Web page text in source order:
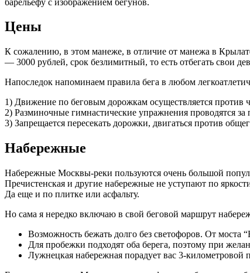
Цены
К сожалению, в этом манеже, в отличие от манежа в
— 3000 рублей, срок безлимитный, то есть отбегать свои
Напоследок напоминаем правила бега в любом
1) Движение по беговым дорожкам осуществляется против
2) Разминочные гимнастические упражнения проводятся
3) Запрещается пересекать дорожки, двигаться против
Набережные
Набережные Москвы-реки пользуются очень большой
Пречистенская и другие набережные не уступают по
Да еще и по плитке или асфальту.
Но сама я нередко включаю в свой беговой маршрут
Возможность бежать долго без светофоров. От моста
Для пробежки подходят оба берега, поэтому при
Лужнецкая набережная порадует вас 3-